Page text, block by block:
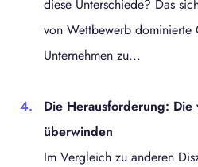
diese Unterschiede? Das
von Wettbewerb dominierte
Unternehmen zu...
Die Herausforderung: Die
überwinden
Im Vergleich zu anderen